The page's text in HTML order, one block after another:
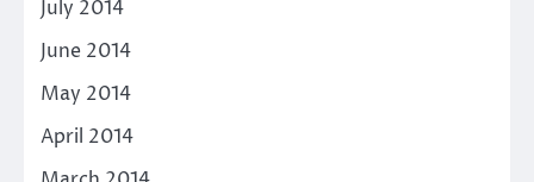
July 2014
June 2014
May 2014
April 2014